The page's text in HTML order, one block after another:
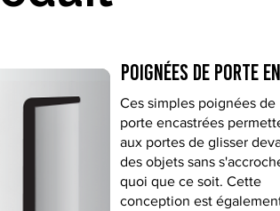
Ces simples poignées de
porte encastrées
aux portes de glisser
des objets sans
quoi que ce soit. Cette
conception est
Poignées de porte